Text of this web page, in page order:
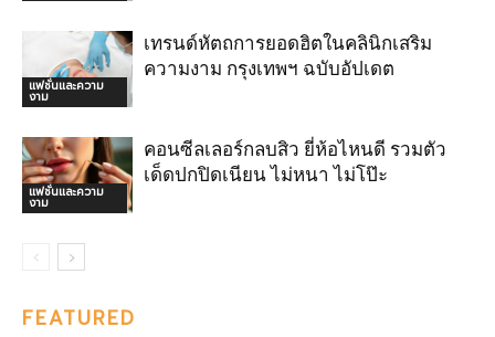
แฟชั่นและความ
งาม
เทรนด์หัตถการยอดฮิตในคลินิกเสริม
ความงาม กรุงเทพฯ ฉบับอัปเดต
แฟชั่นและความ
งาม
คอนซีลเลอร์กลบสิว ยี่ห้อไหนดี รวมตัว
เด็ดปกปิดเนียน ไม่หนา ไม่โป๊ะ
FEATURED